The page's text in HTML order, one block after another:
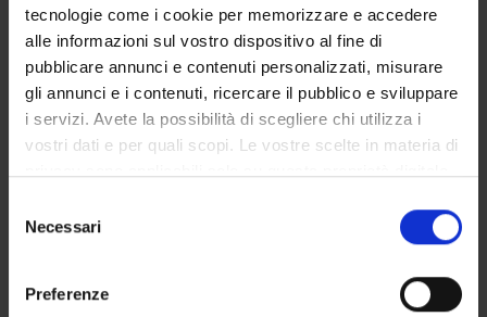
tecnologie come i cookie per memorizzare e accedere
alle informazioni sul vostro dispositivo al fine di
pubblicare annunci e contenuti personalizzati, misurare
gli annunci e i contenuti, ricercare il pubblico e sviluppare
i servizi. Avete la possibilità di scegliere chi utilizza i
vostri dati e per quali scopi. Le vostre scelte in materia di
modificare o revocare il proprio consenso in qualsiasi
momento dalla Dichiarazione sui cookie o facendo clic
delNecessari
Preferenze
ACTIVITIES
RESEARCH GROUPS
Anthropometry and body composition
Biologia molecolare